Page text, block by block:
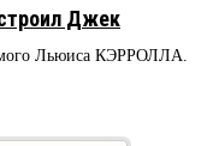
Джек
Льюиса КЭРРОЛЛА.